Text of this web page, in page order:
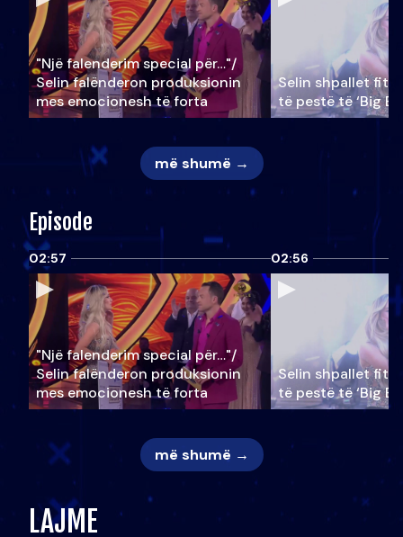
"Një falenderim special për…"/
Selin falënderon produksionin
mes emocionesh të forta
Selin shpallet
të pestë të ‘Big
më shumë →
Episode
02:57
"Një falenderim special për…"/
Selin falënderon produksionin
mes emocionesh të forta
02:56
Selin shpallet
të pestë të ‘Big
më shumë →
LAJME